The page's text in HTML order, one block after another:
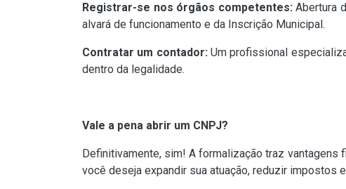
Registrar-se nos órgãos competentes: Abertura
alvará de funcionamento e da Inscrição Municipal.
Contratar um contador: Um profissional
dentro da legalidade.
Vale a pena abrir um CNPJ?
Definitivamente, sim! A formalização traz vantagens
você deseja expandir sua atuação, reduzir impostos